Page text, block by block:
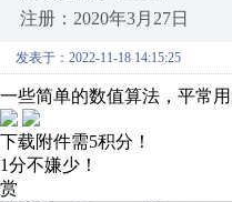
注册：2020年3月27日
发表于：2022-11-18 14:15:25
一些简单的数值算法，平常
下载附件需5积分！
1分不嫌少！
赏